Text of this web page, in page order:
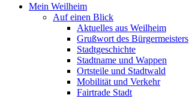
Mein Weilheim
Auf einen Blick
Aktuelles aus Weilheim
Grußwort des Bürgermeisters
Stadtgeschichte
Stadtname und Wappen
Ortsteile und Stadtwald
Mobilität und Verkehr
Fairtrade Stadt